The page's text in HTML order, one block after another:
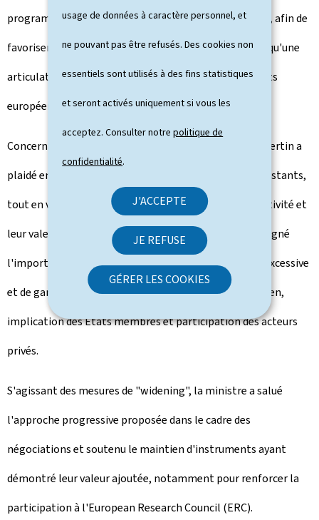
usage de données à caractère personnel, et
ne pouvant pas être refusés. Des cookies non
essentiels sont utilisés à des fins statistiques
et seront activés uniquement si vous les
acceptez. Consulter notrepolitique de
confidentialité.
J'ACCEPTE
JE REFUSE
GÉRER LES COOKIES
programme, en amont des procédures de comitologie, afin de
favoriser une meilleure appropriation collective ainsi qu'une
articulation plus cohérente avec les autres instruments
européens.
Concernant les partenariats européens, Stéphanie Obertin a
plaidé en faveur d'une simplification des dispositifs existants,
tout en veillant à préserver leur ouverture, leur attractivité et
leur valeur ajoutée européenne. Elle a également souligné
l'importance d'éviter une complexité administrative excessive
et de garantir un juste équilibre entre pilotage européen,
implication des États membres et participation des acteurs
privés.
S'agissant des mesures de "widening", la ministre a salué
l'approche progressive proposée dans le cadre des
négociations et soutenu le maintien d'instruments ayant
démontré leur valeur ajoutée, notamment pour renforcer la
participation à l'European Research Council (ERC).